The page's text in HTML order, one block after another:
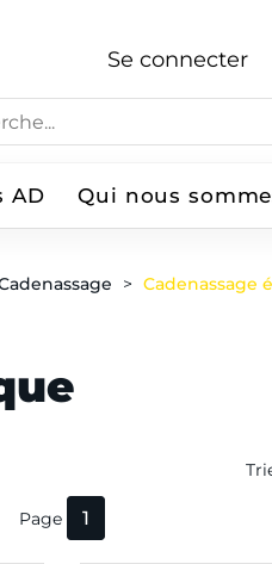
Se connecter
AD Qui nous
Cadenassage
Page 1